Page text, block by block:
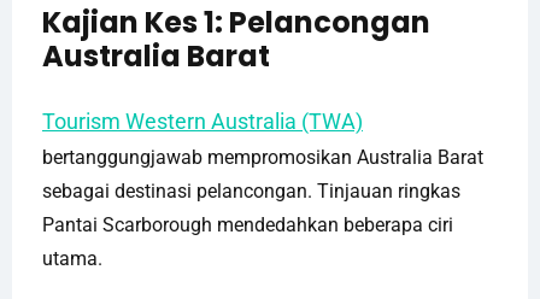
Kajian Kes 1: Pelancongan
Australia Barat
Tourism Western Australia (TWA)
bertanggungjawab mempromosikan Australia Barat
sebagai destinasi pelancongan. Tinjauan ringkas
Pantai Scarborough mendedahkan beberapa ciri
utama.